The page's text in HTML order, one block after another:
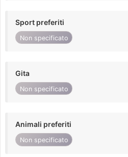
Sport preferiti
Non specificato
Gita
Non specificato
Animali preferiti
Non specificato